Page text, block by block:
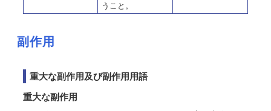
うこと。
副作用
重大な副作用及び副作用用語
重大な副作用